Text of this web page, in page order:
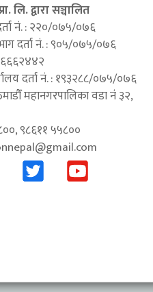
लि. द्वारा सञ्चालित
नं. : २२०/०७५/०७६
दर्ता नं. : ९०५/०७५/०७६
दर्ता नं. : १९३२८८/०७५/०७६
महानगरपालिका वडा नंं ३२,
९८६११ ५५८००